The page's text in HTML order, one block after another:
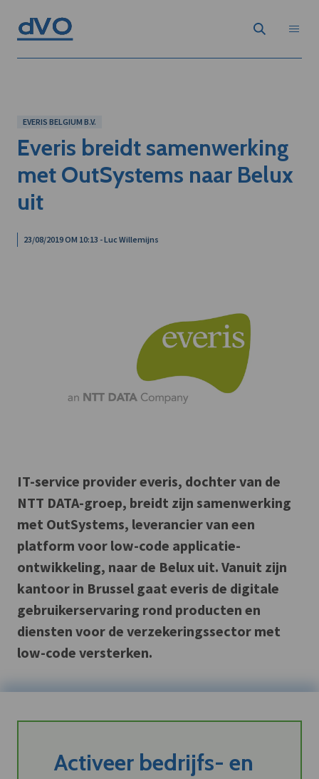
EVERIS BELGIUM B.V.
Everis breidt samenwerking
met OutSystems naar Belux
uit
23/08/2019 OM 10:13 - Luc Willemijns
IT-service provider everis, dochter van de
NTT DATA-groep, breidt zijn samenwerking
met OutSystems, leverancier van een
platform voor low-code applicatie-
ontwikkeling, naar de Belux uit. Vanuit zijn
kantoor in Brussel gaat everis de digitale
gebruikerservaring rond producten en
diensten voor de verzekeringssector met
low-code versterken.
Activeer bedrijfs- en